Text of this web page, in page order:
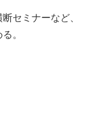
セミナーなど、
。